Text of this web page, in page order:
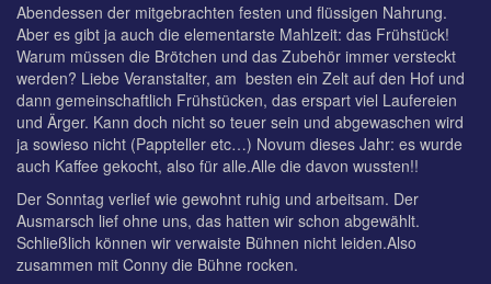
Abendessen der mitgebrachten festen und flüssigen Nahrung.
Aber es gibt ja auch die elementarste Mahlzeit: das Frühstück!
Warum müssen die Brötchen und das Zubehör immer versteckt
werden? Liebe Veranstalter, am besten ein Zelt auf den Hof und
dann gemeinschaftlich Frühstücken, das erspart viel Laufereien
und Ärger. Kann doch nicht so teuer sein und abgewaschen wird
ja sowieso nicht (Pappteller etc…) Novum dieses Jahr: es wurde
auch Kaffee gekocht, also für alle.Alle die davon wussten!!
Der Sonntag verlief wie gewohnt ruhig und arbeitsam. Der
Ausmarsch lief ohne uns, das hatten wir schon abgewählt.
Schließlich können wir verwaiste Bühnen nicht leiden.Also
zusammen mit Conny die Bühne rocken.